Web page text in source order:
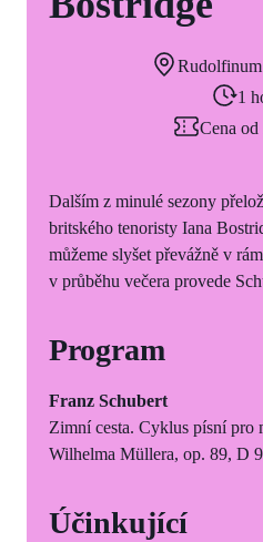
1
Cena
Dalším z minulé sezony
britského tenoristy Iana
můžeme slyšet převážně v
v průběhu večera provede
Program
Franz Schubert
Zimní cesta. Cyklus písní pro
Wilhelma Müllera, op. 89, D
Účinkující